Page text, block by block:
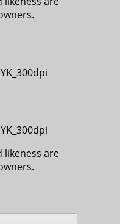
likeness are